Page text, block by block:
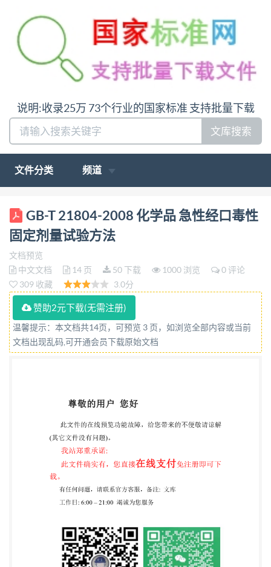
说明:收录25万 73个行业的国家标准 支持批量下载
文库搜索
文件分类 频道
ICS 13.300;11.100 A 80 中华人民共和国国家标准
GB/T21804—2008 化学品 急性经口毒性固定剂量试
验方法 Chemicals-Test method of acute oral toxicity-
fixed dosed procedure 2008-05-12发布 2008-09-01实
施 中华人民共和国国家质量监督检验检疫总局 发布
中国国家标准化管理委员会 数码防伪 GB/T 21804-
2008 前言 本标准等同采用经济合作与发展组织
（OECD)化学品测试指南NO.420(2001年）《急性经
口毒性： 固定剂量法》英文版） 本标准作了下列编
一删除OECD的参考文献部分。 本标准附录A、附录
B和附录C为规范性附录。 本标准由全国危险化学品
管理标准化技术委员会（SAC/TC251)提出并归口。
本标准负责起草单位：天津市检验检疫科学技术研究
院， 本标准主要起草人：王利兵、张园、于智睿、李
学洋、赵琢、王华。 I
GB-T 21804-2008 化学品 急性经口毒性
固定剂量试验方法
文档预览
中文文档
14 页 50 下载 1000 浏览
0 评论
309 收藏
3.0分
赞助2元下载(无需注册)
温馨提示：本文档共14页，可预览 3 页，如浏览全部内容或当前
文档出现乱码,可开通会员下载原始文档